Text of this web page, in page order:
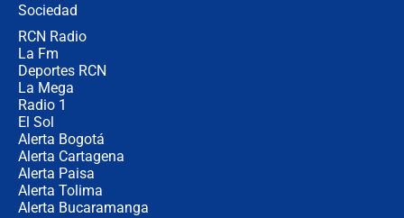
Sociedad
RCN Radio
La Fm
Deportes RCN
La Mega
Radio 1
El Sol
Alerta Bogotá
Alerta Cartagena
Alerta Paisa
Alerta Tolima
Alerta Bucaramanga